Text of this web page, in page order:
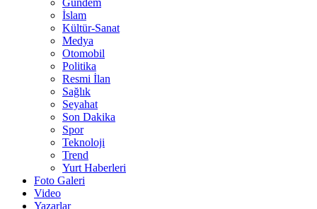
İslam
Kültür-Sanat
Medya
Otomobil
Politika
Resmi İlan
Sağlık
Seyahat
Son Dakika
Spor
Teknoloji
Trend
Yurt Haberleri
Foto Galeri
Video
Yazarlar